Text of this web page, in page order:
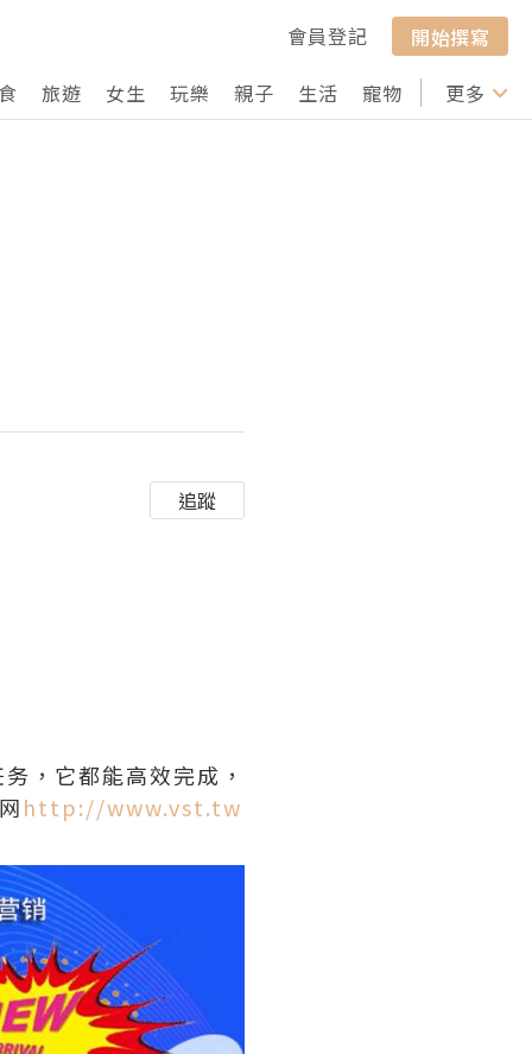
會員登記
開始撰寫
旅遊 女生 玩樂 親子 生活 寵物 行山 打卡
更多
追蹤
，它都能高效完成，
http://www.vst.tw